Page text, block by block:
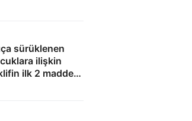
sürüklenen
ilişkin
ilk 2 maddesi
edildi